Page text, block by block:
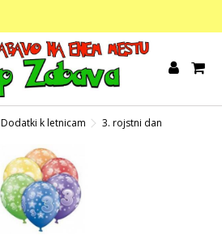
Dodatki k letnicam 3. rojstni dan